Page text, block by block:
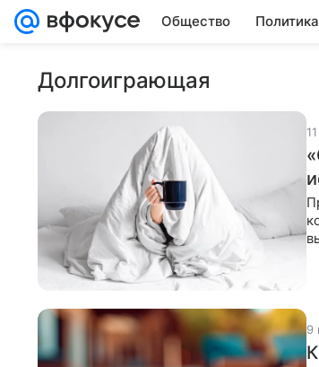
Общество Политика
Долгоиграющая
9